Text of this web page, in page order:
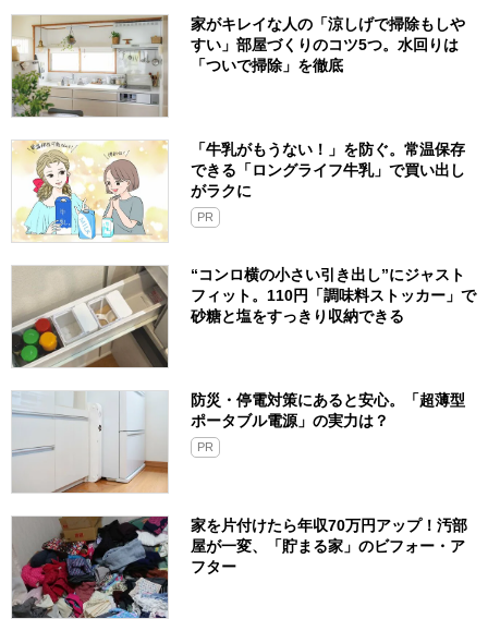
家がキレイな人の「涼しげで掃除もしや
すい」部屋づくりのコツ5つ。水回りは
「ついで掃除」を徹底
「牛乳がもうない！」を防ぐ。常温保存
できる「ロングライフ牛乳」で買い出し
がラクに
PR
“コンロ横の小さい引き出し”にジャスト
フィット。110円「調味料ストッカー」で
砂糖と塩をすっきり収納できる
防災・停電対策にあると安心。「超薄型
ポータブル電源」の実力は？​
PR
家を片付けたら年収70万円アップ！汚部
屋が一変、「貯まる家」のビフォー・ア
フター